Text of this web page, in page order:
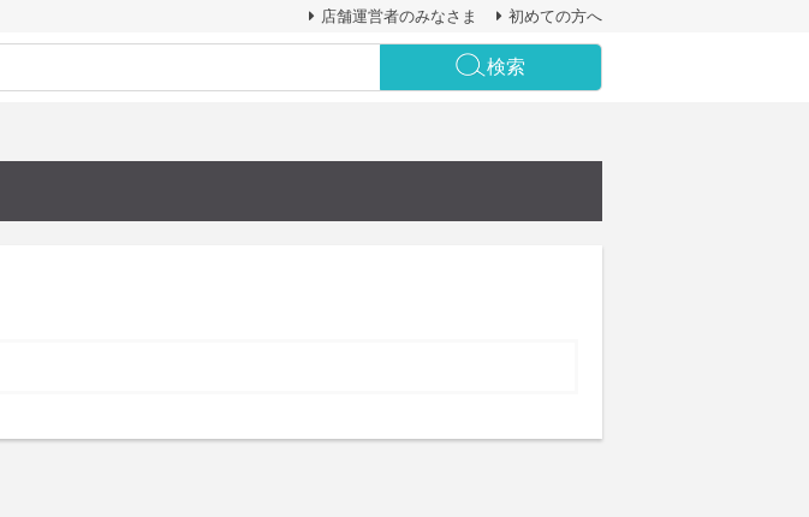
店舗運営者のみなさま 初めての方へ
検索